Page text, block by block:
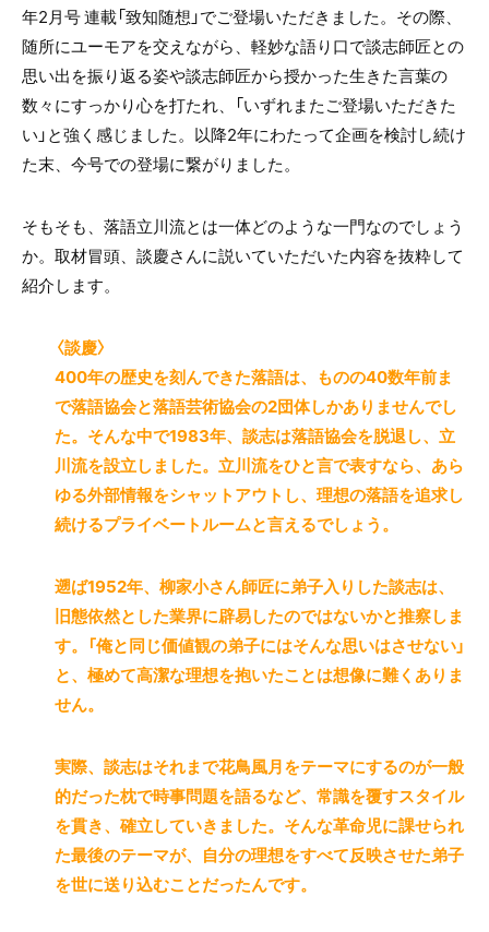
年2月号 連載「致知随想」でご登場いただきました。その際、
随所にユーモアを交えながら、軽妙な語り口で談志師匠との
思い出を振り返る姿や談志師匠から授かった生きた言葉の
数々にすっかり心を打たれ、「いずれまたご登場いただきた
い」と強く感じました。以降2年にわたって企画を検討し続け
た末、今号での登場に繋がりました。
そもそも、落語立川流とは一体どのような一門なのでしょう
か。取材冒頭、談慶さんに説いていただいた内容を抜粋して
紹介します。
〈談慶〉
400年の歴史を刻んできた落語は、ものの40数年前ま
で落語協会と落語芸術協会の2団体しかありませんでし
た。そんな中で1983年、談志は落語協会を脱退し、立
川流を設立しました。立川流をひと言で表すなら、あら
ゆる外部情報をシャットアウトし、理想の落語を追求し
続けるプライベートルームと言えるでしょう。
遡ば1952年、柳家小さん師匠に弟子入りした談志は、
旧態依然とした業界に辟易したのではないかと推察しま
す。「俺と同じ価値観の弟子にはそんな思いはさせない」
と、極めて高潔な理想を抱いたことは想像に難くありま
せん。
実際、談志はそれまで花鳥風月をテーマにするのが一般
的だった枕で時事問題を語るなど、常識を覆すスタイル
を貫き、確立していきました。そんな革命児に課せられ
た最後のテーマが、自分の理想をすべて反映させた弟子
を世に送り込むことだったんです。